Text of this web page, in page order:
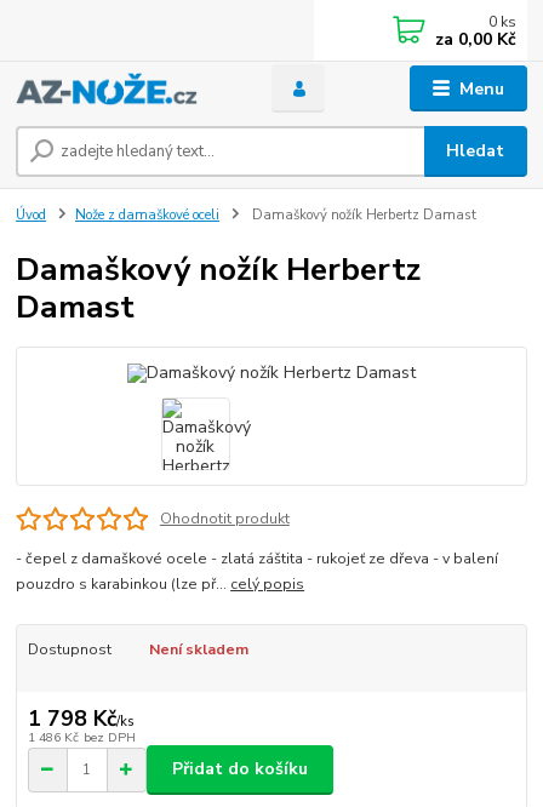
Menu
Hledat
0 ks
za 0,00 Kč
Úvod Nože z damaškové oceli Damaškový nožík Herbertz Damast
Damaškový nožík Herbertz
Damast
Ohodnotit produkt
- čepel z damaškové ocele - zlatá záštita - rukojeť ze dřeva - v balení
pouzdro s karabinkou (lze př... celý popis
Dostupnost Není skladem
1 798 Kč/ks
1 486 Kč bez DPH
Přidat do košíku